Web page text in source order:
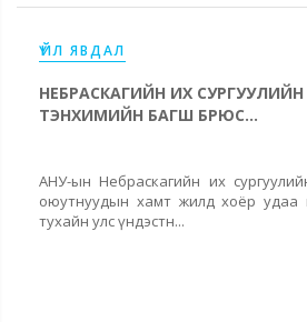
ҮЙЛ ЯВДАЛ
НЕБРАСКАГИЙН ИХ
ТЭНХИМИЙН БАГШ БРЮС...
АНУ-ын Небраскагийн их
оюутнуудын хамт жилд хоёр удаа
тухайн улс үндэстн...